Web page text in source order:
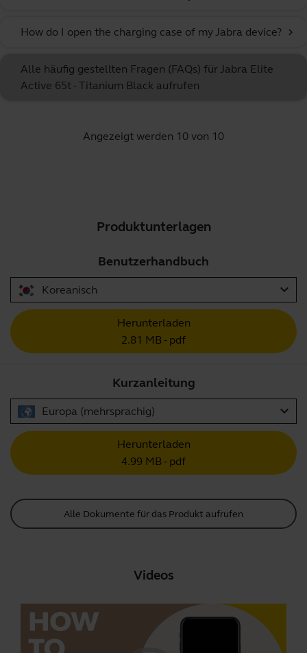
How do I open the charging case of my Jabra device? chevron_right
Alle häufig gestellten Fragen (FAQs) für Jabra Elite
Active 65t - Titanium Black aufrufen
Angezeigt werden 10 von 10
Produktunterlagen
Benutzerhandbuch
Koreanisch expand_more
Herunterladen
2.81 MB - pdf
Kurzanleitung
Europa (mehrsprachig) expand_more
Herunterladen
4.99 MB - pdf
Alle Dokumente für das Produkt aufrufen
Videos